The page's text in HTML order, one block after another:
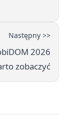
Następny >>
2026
zobaczyć